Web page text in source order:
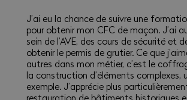
J’ai eu la chance de suivre une
pour obtenir mon CFC de maçon. J’ai
sein de l’AVE, des cours de sécurité et
obtenir le permis de grutier. Ce que
autres dans mon métier, c’est le
la construction d’éléments complexes,
exemple. J’apprécie plus
restauration de bâtiments historiques